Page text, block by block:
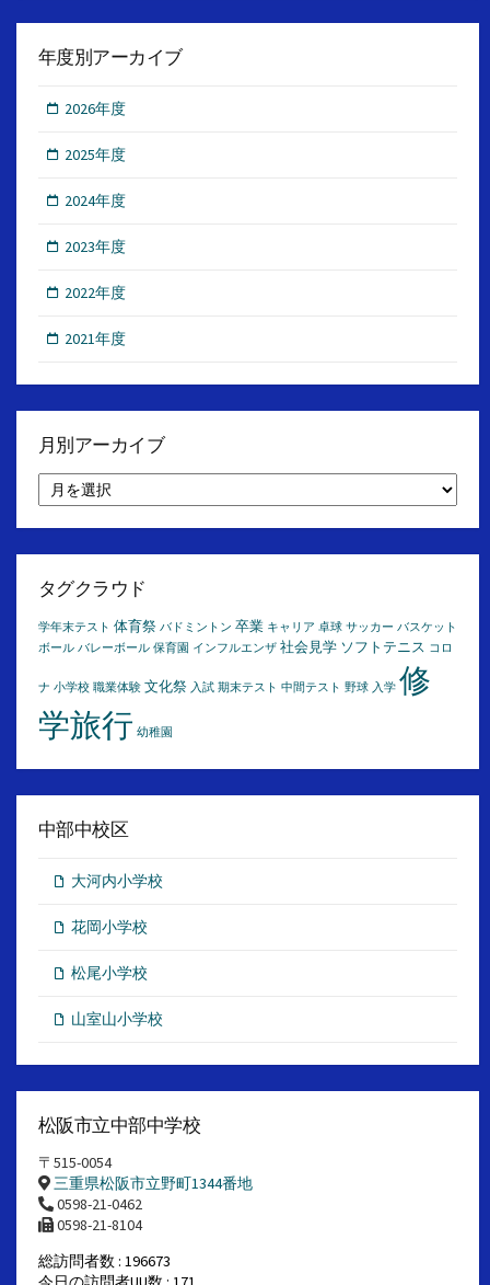
年度別アーカイブ
2026年度
2025年度
2024年度
2023年度
2022年度
2021年度
月別アーカイブ
別
イ
タグクラウド
学年末テスト 体育祭 バドミントン 卒業 キャリア 卓球 サッカー バスケット
ボール バレーボール 保育園 インフルエンザ 社会見学 ソフトテニス コロ
ナ 小学校 職業体験 文化祭 入試 期末テスト 中間テスト 野球 入学 修
学旅行 幼稚園
中部中校区
大河内小学校
花岡小学校
松尾小学校
山室山小学校
松阪市立中部中学校
〒515-0054
三重県松阪市立野町1344番地
0598-21-0462
0598-21-8104
総訪問者数 : 196673